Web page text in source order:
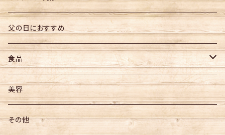
父の日におすすめ
食品
お菓子
飲料
美容
その他